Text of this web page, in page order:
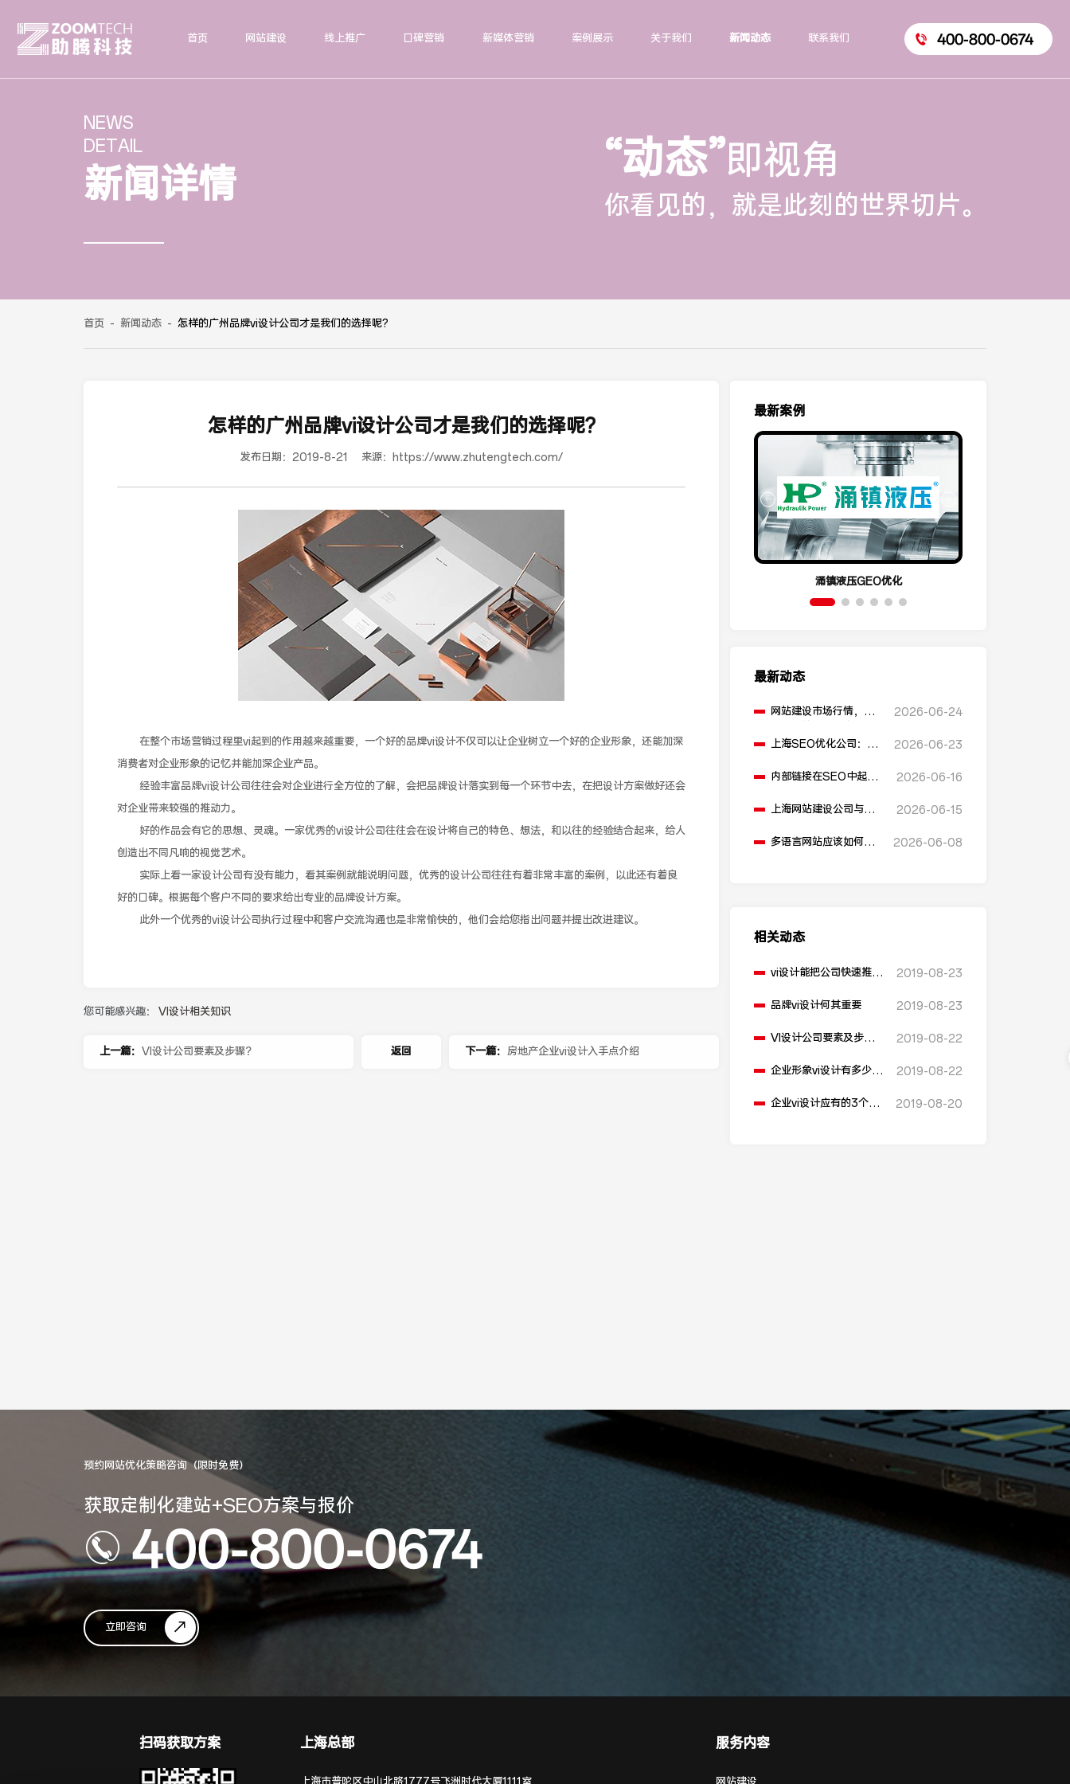
首页 网站建设 线上推广 口碑营销 新媒体营销 案例展示 关于我们 新闻动态 联系我们 400-800-0674
NEWS
DETAIL
新闻详情 “动态”即视角
你看见的，就是此刻的世界切片。
首页 - 新闻动态 - 怎样的广州品牌vi设计公司才是我们的选择呢?
怎样的广州品牌vi设计公司才是我们的选择呢?
发布日期： 2019-8-21 来源： https://www.zhutengtech.com/
在整个市场营销过程里vi起到的作用越来越重要，一个好的品牌vi设计不仅可以让企业树立一个好的企业形象，还能加深
消费者对企业形象的记忆并能加深企业产品。
经验丰富品牌vi设计公司往往会对企业进行全方位的了解，会把品牌设计落实到每一个环节中去，在把设计方案做好还会
对企业带来较强的推动力。
好的作品会有它的思想、灵魂。一家优秀的vi设计公司往往会在设计将自己的特色、想法，和以往的经验结合起来，给人
创造出不同凡响的视觉艺术。
实际上看一家设计公司有没有能力，看其案例就能说明问题，优秀的设计公司往往有着非常丰富的案例，以此还有着良
好的口碑。根据每个客户不同的要求给出专业的品牌设计方案。
此外一个优秀的vi设计公司执行过程中和客户交流沟通也是非常愉快的，他们会给您指出问题并提出改进建议。
您可能感兴趣： VI设计相关知识
上一篇： VI设计公司要素及步骤？ 下一篇： 房地产企业vi设计入手点介绍
返回
最新案例
涌镇液压GEO优化
最新动态
网站建设市场行情，不
2026-06-24
上海SEO优化公司：反
什么作用？
2026-06-23
内部链接在SEO中起到
2026-06-16
上海网站建设公司与安
么？
2026-06-15
多语言网站应该如何进
2026-06-08
相关动态
vi设计能把公司快速推出
2019-08-23
品牌vi设计何其重要 2019-08-23
VI设计公司要素及步
2019-08-22
企业形象vi设计有多少价
2019-08-22
企业vi设计应有的3个特
2019-08-20
预约网站优化策略咨询（限时免费）
获取定制化建站+SEO方案与报价
400-800-0674
立即咨询
扫码获取方案 上海总部 服务内容